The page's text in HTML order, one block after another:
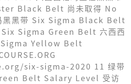
Black Belt 尚未取得 No
⿊黑带 Six Sigma Black Belt
Six Sigma Green Belt 六⻄西
Sigma Yellow Belt
six-sigma-2020 11 绿带
Belt Salary Level 受访